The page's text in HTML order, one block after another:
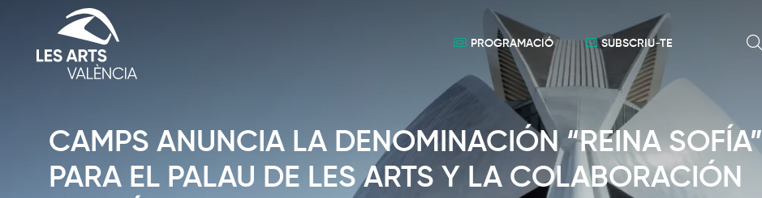
SUBSCRIU-TE
PROGRAMACIÓ
CAMPS ANUNCIA LA DENOMINACIÓN “REINA SOFÍA”
PARA EL PALAU DE LES ARTS Y LA COLABORACIÓN